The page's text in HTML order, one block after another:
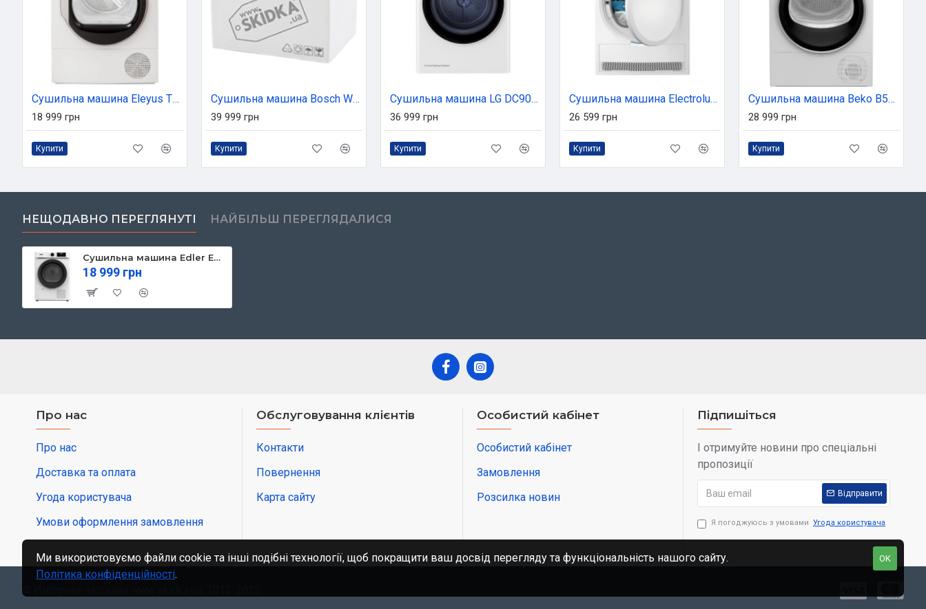
Сушильна машина Eleyus TDFD 08 102G HP
18 999 грн
Купити
Сушильна машина Bosch WQG14210UA
39 999 грн
Купити
Сушильна машина LG DC90V5V0W
36 999 грн
Купити
Сушильна машина Electrolux EW6D171YU
26 599 грн
Купити
Сушильна машина Beko B5T69233
28 999 грн
Купити
НЕЩОДАВНО ПЕРЕГЛЯНУТІ НАЙБІЛЬШ ПЕРЕГЛЯДАЛИСЯ
Сушильна машина Edler EDF10HPD
18 999 грн
Про нас
Про нас
Доставка та оплата
Угода користувача
Умови оформлення замовлення
Обслуговування клієнтів
Контакти
Повернення
Карта сайту
Особистий кабінет
Особистий кабінет
Замовлення
Розсилка новин
Підпишіться
І отримуйте новини про спеціальні
пропозиції
Відправити
Я погоджуюсь з умовами Угода користувача
OK
Ми використовуємо файли cookie та інші подібні технології, щоб покращити ваш досвід перегляду та функціональність нашого сайту.
Політика конфіденційності.